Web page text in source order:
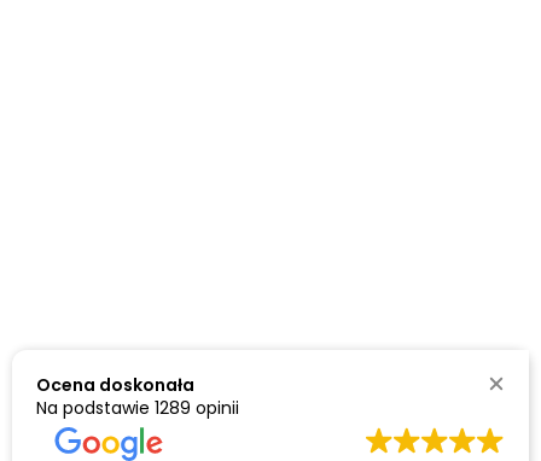
Ocena doskonała
Na podstawie 1289 opinii